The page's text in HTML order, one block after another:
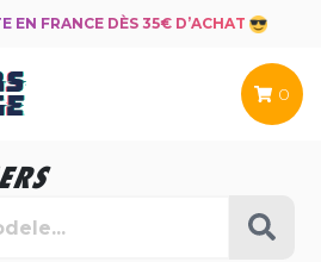
EN FRANCE DÈS 35€ D’ACHAT
0